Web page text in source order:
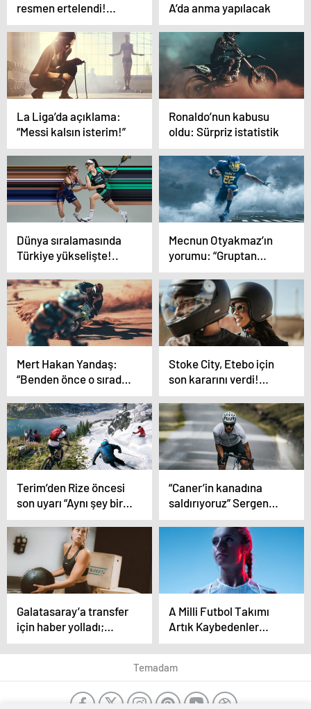
resmen ertelendi!…
A’da anma yapılacak
La Liga’da açıklama:
“Messi kalsın isterim!”
Ronaldo’nun kabusu
oldu: Sürpriz istatistik
Dünya sıralamasında
Türkiye yükselişte!..
Mecnun Otyakmaz’ın
yorumu: “Gruptan
neden çıkamayalım?”
Mert Hakan Yandaş:
“Benden önce o sırada
secde yapmış”
Stoke City, Etebo için
son kararını verdi!…
Terim’den Rize öncesi
son uyarı “Aynı şey bir
daha asla olmasın”
“Caner’in kanadına
saldırıyoruz” Sergen
Yalçın’ın hücum
Galatasaray’a transfer
için haber yolladı;
“İsterseniz imza
atarım”
A Milli Futbol Takımı
Artık Kaybedenler
Ligine Düştü
Temadam